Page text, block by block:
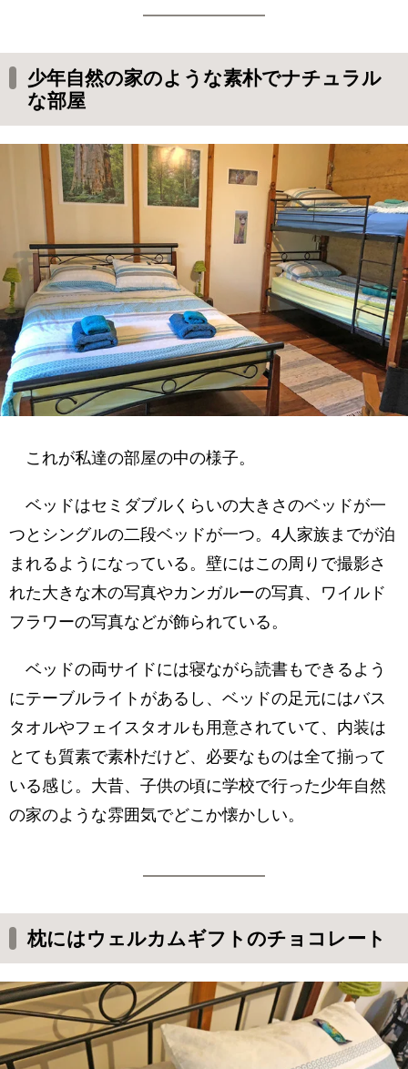
少年自然の家のような素朴でナチュラル
な部屋
これが私達の部屋の中の様子。
ベッドはセミダブルくらいの大きさのベッドが一
つとシングルの二段ベッドが一つ。4人家族までが泊
まれるようになっている。壁にはこの周りで撮影さ
れた大きな木の写真やカンガルーの写真、ワイルド
フラワーの写真などが飾られている。
ベッドの両サイドには寝ながら読書もできるよう
にテーブルライトがあるし、ベッドの足元にはバス
タオルやフェイスタオルも用意されていて、内装は
とても質素で素朴だけど、必要なものは全て揃って
いる感じ。大昔、子供の頃に学校で行った少年自然
の家のような雰囲気でどこか懐かしい。
枕にはウェルカムギフトのチョコレート